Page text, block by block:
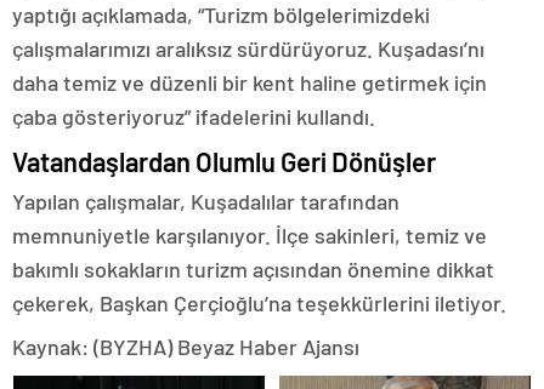
yaptığı açıklamada, “Turizm bölgelerimizdeki
çalışmalarımızı aralıksız sürdürüyoruz. Kuşadası’nı
daha temiz ve düzenli bir kent haline getirmek için
çaba gösteriyoruz” ifadelerini kullandı.
Vatandaşlardan Olumlu Geri Dönüşler
Yapılan çalışmalar, Kuşadalılar tarafından
memnuniyetle karşılanıyor. İlçe sakinleri, temiz ve
bakımlı sokakların turizm açısından önemine dikkat
çekerek, Başkan Çerçioğlu’na teşekkürlerini iletiyor.
Kaynak: (BYZHA) Beyaz Haber Ajansı